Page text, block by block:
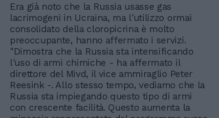
Era già noto che la Russia usasse gas
lacrimogeni in Ucraina, ma l'utilizzo ormai
consolidato della cloropicrina è molto
preoccupante, hanno affermato i servizi.
"Dimostra che la Russia sta intensificando
l'uso di armi chimiche - ha affermato il
direttore del Mivd, il vice ammiraglio Peter
Reesink -. Allo stesso tempo, vediamo che la
Russia sta impiegando questo tipo di armi
con crescente facilità. Questo aumenta la